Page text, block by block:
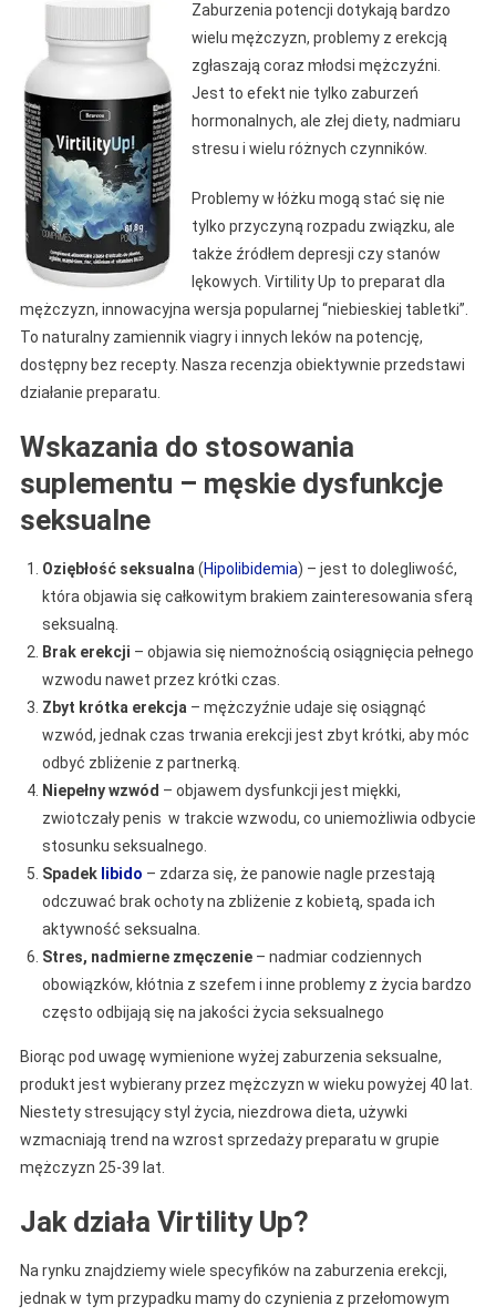
Zaburzenia potencji dotykają bardzo
wielu mężczyzn, problemy z erekcją
zgłaszają coraz młodsi mężczyźni.
Jest to efekt nie tylko zaburzeń
hormonalnych, ale złej diety, nadmiaru
stresu i wielu różnych czynników.
Problemy w łóżku mogą stać się nie
tylko przyczyną rozpadu związku, ale
także źródłem depresji czy stanów
lękowych. Virtility Up to preparat dla
mężczyzn, innowacyjna wersja popularnej “niebieskiej tabletki”.
To naturalny zamiennik viagry i innych leków na potencję,
dostępny bez recepty. Nasza recenzja obiektywnie przedstawi
działanie preparatu.
Wskazania do stosowania
suplementu – męskie dysfunkcje
seksualne
Oziębłość seksualna (Hipolibidemia) – jest to dolegliwość,
która objawia się całkowitym brakiem zainteresowania sferą
seksualną.
Brak erekcji – objawia się niemożnością osiągnięcia pełnego
wzwodu nawet przez krótki czas.
Zbyt krótka erekcja – mężczyźnie udaje się osiągnąć
wzwód, jednak czas trwania erekcji jest zbyt krótki, aby móc
odbyć zbliżenie z partnerką.
Niepełny wzwód – objawem dysfunkcji jest miękki,
zwiotczały penis w trakcie wzwodu, co uniemożliwia odbycie
stosunku seksualnego.
Spadek libido – zdarza się, że panowie nagle przestają
odczuwać brak ochoty na zbliżenie z kobietą, spada ich
aktywność seksualna.
Stres, nadmierne zmęczenie– nadmiar codziennych
obowiązków, kłótnia z szefem i inne problemy z życia bardzo
często odbijają się na jakości życia seksualnego
Biorąc pod uwagę wymienione wyżej zaburzenia seksualne,
produkt jest wybierany przez mężczyzn w wieku powyżej 40 lat.
Niestety stresujący styl życia, niezdrowa dieta, używki
wzmacniają trend na wzrost sprzedaży preparatu w grupie
mężczyzn 25-39 lat.
Jak działa Virtility Up?
Na rynku znajdziemy wiele specyfików na zaburzenia erekcji,
jednak w tym przypadku mamy do czynienia z przełomowym